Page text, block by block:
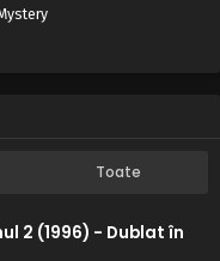
Toate
2 (1996) - Dublat în